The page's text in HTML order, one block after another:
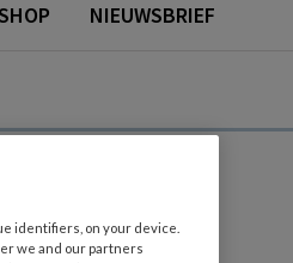
NIEUWSBRIEF
identifiers, on your device.
we and our partners